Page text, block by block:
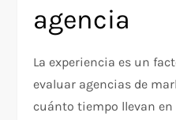
agencia
La experiencia es un
evaluar agencias de
cuánto tiempo llevan en